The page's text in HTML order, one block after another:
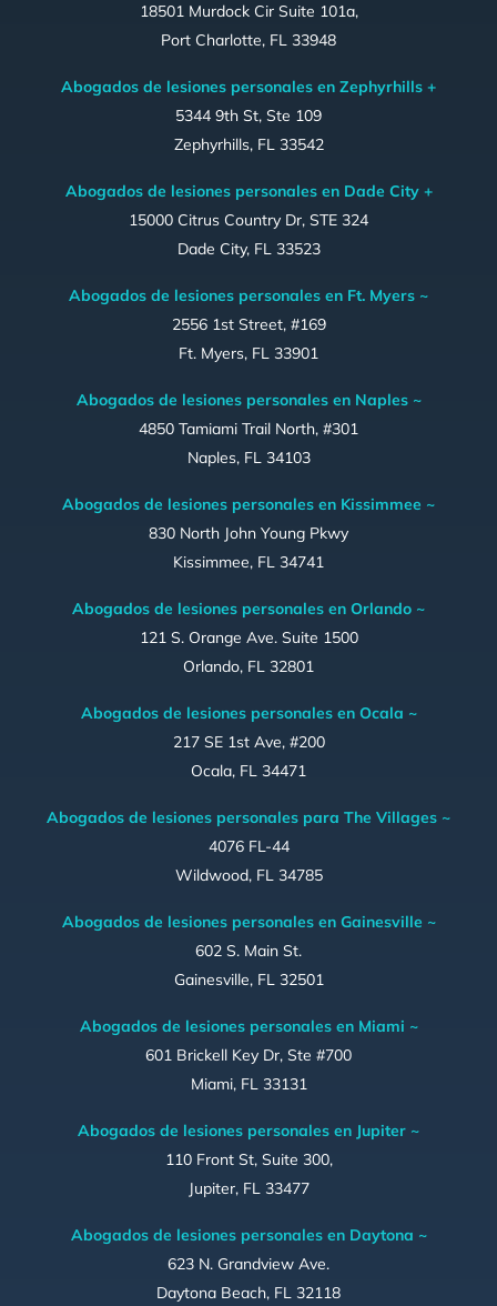
18501 Murdock Cir Suite 101a,
Port Charlotte, FL 33948
Abogados de lesiones personales en Zephyrhills +
5344 9th St, Ste 109
Zephyrhills, FL 33542
Abogados de lesiones personales en Dade City +
15000 Citrus Country Dr, STE 324
Dade City, FL 33523
Abogados de lesiones personales en Ft. Myers ~
2556 1st Street, #169
Ft. Myers, FL 33901
Abogados de lesiones personales en Naples ~
4850 Tamiami Trail North, #301
Naples, FL 34103
Abogados de lesiones personales en Kissimmee ~
830 North John Young Pkwy
Kissimmee, FL 34741
Abogados de lesiones personales en Orlando ~
121 S. Orange Ave. Suite 1500
Orlando, FL 32801
Abogados de lesiones personales en Ocala ~
217 SE 1st Ave, #200
Ocala, FL 34471
Abogados de lesiones personales para The Villages ~
4076 FL-44
Wildwood, FL 34785
Abogados de lesiones personales en Gainesville ~
602 S. Main St.
Gainesville, FL 32501
Abogados de lesiones personales en Miami ~
601 Brickell Key Dr, Ste #700
Miami, FL 33131
Abogados de lesiones personales en Jupiter ~
110 Front St, Suite 300,
Jupiter, FL 33477
Abogados de lesiones personales en Daytona ~
623 N. Grandview Ave.
Daytona Beach, FL 32118